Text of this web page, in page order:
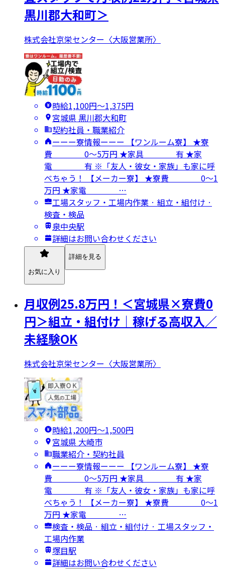
黒川郡大和町＞
株式会社京栄センター〈大阪営業所〉
時給1,100円〜1,375円
宮城県 黒川郡大和町
契約社員・職業紹介
ーーー寮情報ーーー 【ワンルーム寮】 ★寮
費 0～5万円 ★家具 有 ★家
電 有 ※「友人・彼女・家族」も家に呼
べちゃう！ 【メーカー寮】 ★寮費 0～1
万円 ★家電 …
工場スタッフ・工場内作業 · 組立・組付け ·
検査・検品
泉中央駅
詳細はお問い合わせください
お気に入り
詳細を見る
月収例25.8万円！＜宮城県×寮費0
円＞組立・組付け｜稼げる高収入／
未経験OK
株式会社京栄センター〈大阪営業所〉
時給1,200円〜1,500円
宮城県 大崎市
職業紹介・契約社員
ーーー寮情報ーーー 【ワンルーム寮】 ★寮
費 0～5万円 ★家具 有 ★家
電 有 ※「友人・彼女・家族」も家に呼
べちゃう！ 【メーカー寮】 ★寮費 0～1
万円 ★家電 …
検査・検品 · 組立・組付け · 工場スタッフ・
工場内作業
塚目駅
詳細はお問い合わせください